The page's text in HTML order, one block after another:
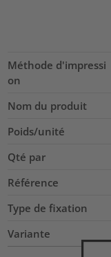
Méthode d'impressi
on
Nom du produit
Poids/unité
Qté par
Référence
Type de fixation
Variante